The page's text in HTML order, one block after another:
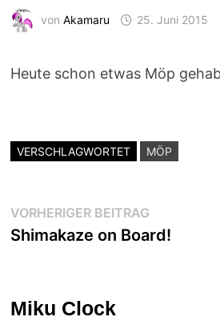
von Akamaru 25. Juni 2015
Heute schon etwas Möp
VERSCHLAGWORTET MÖP
VORHERIGER BEITRAGVorheriger
Beitrag:
Shimakaze on Board!
Miku Clock